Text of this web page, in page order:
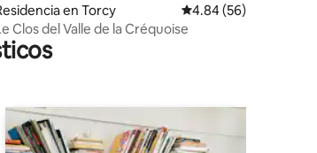
promedio: 5 de 5; 13 evaluaciones
en Torcy Calificación
4.84 (56)
Clos del Valle de la Créquoise